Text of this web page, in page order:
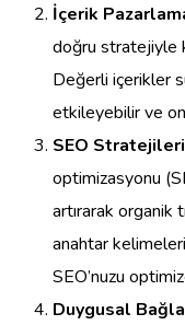
İçerik
doğru stratejiyle
Değerli içerikler
etkileyebilir ve
SEO
optimizasyonu
artırarak organik
anahtar kelimeleri
SEO’nuzu
Duygusal